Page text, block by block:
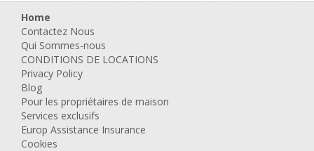
Home
Contactez Nous
Qui Sommes-nous
CONDITIONS DE LOCATIONS
Privacy Policy
Blog
Pour les propriétaires de maison
Services exclusifs
Europ Assistance Insurance
Cookies